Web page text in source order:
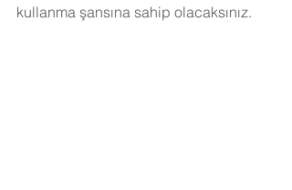
kullanma şansına sahip olacaksınız.